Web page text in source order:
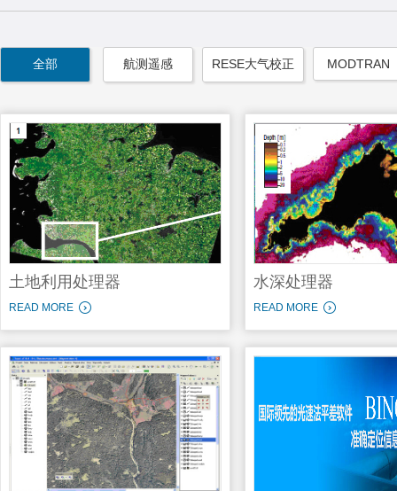
全部 航测遥感 RESE大气校正 MODTRAN
土地利用处理器
READ MORE
水深处理器
READ MORE